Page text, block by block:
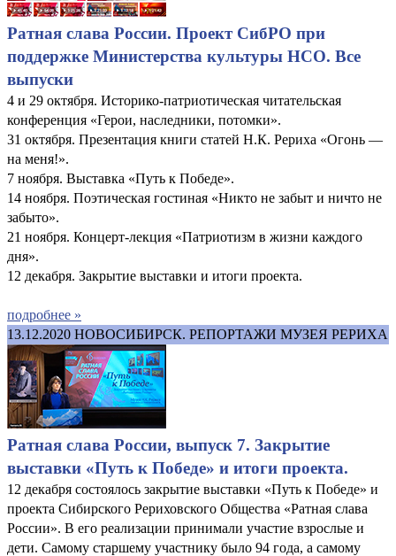
Ратная слава России. Проект СибРО при
поддержке Министерства культуры НСО. Все
выпуски
4 и 29 октября. Историко-патриотическая читательская
конференция «Герои, наследники, потомки».
31 октября. Презентация книги статей Н.К. Рериха «Огонь —
на меня!».
7 ноября. Выставка «Путь к Победе».
14 ноября. Поэтическая гостиная «Никто не забыт и ничто не
забыто».
21 ноября. Концерт-лекция «Патриотизм в жизни каждого
дня».
12 декабря. Закрытие выставки и итоги проекта.
подробнее »
13.12.2020 НОВОСИБИРСК. РЕПОРТАЖИ МУЗЕЯ РЕРИХА
Ратная слава России, выпуск 7. Закрытие
выставки «Путь к Победе» и итоги проекта.
12 декабря состоялось закрытие выставки «Путь к Победе» и
проекта Сибирского Рериховского Общества «Ратная слава
России». В его реализации принимали участие взрослые и
дети. Самому старшему участнику было 94 года, а самому